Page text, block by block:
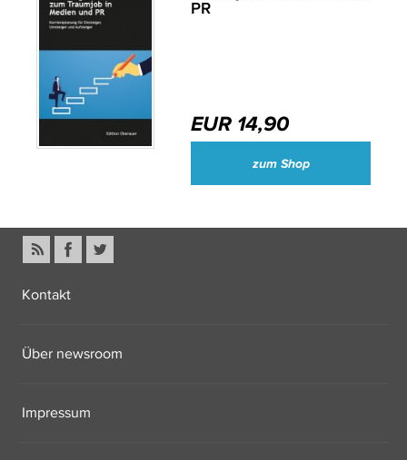
PR
EUR 14,90
zum Shop
Kontakt
Über newsroom
Impressum